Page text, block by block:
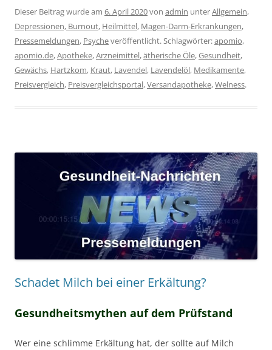
Dieser Beitrag wurde am 6. April 2020von admin unterAllgemein,
Depressionen, Burnout, Heilmittel, Magen-Darm-Erkrankungen,
Pressemeldungen, Psycheveröffentlicht. Schlagwörter:apomio,
apomio.de,Apotheke,Arzneimittel,ätherische Öle,Gesundheit,
Gewächs, Hartzkom, Kraut, Lavendel, Lavendelöl, Medikamente,
Preisvergleich, Preisvergleichsportal,Versandapotheke,Welness.
Schadet Milch bei einer Erkältung?
Gesundheitsmythen auf dem Prüfstand
Wer eine schlimme Erkältung hat, der sollte auf Milch